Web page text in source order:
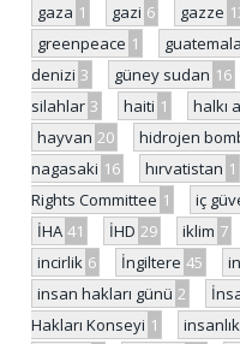
gaza 1 gazi 6 gazze
greenpeace 1 guatemala
denizi 3 güney sudan 16
silahlar 3 haiti 1 halkı
hayvan 20 hidrojen
nagasaki 16 hırvatistan 1
Rights Committee 1 iç
İHA 41 İHD 29 iklim 7
incirlik 6 İngiltere 45
insan hakları günü 2
Hakları Konseyi 1